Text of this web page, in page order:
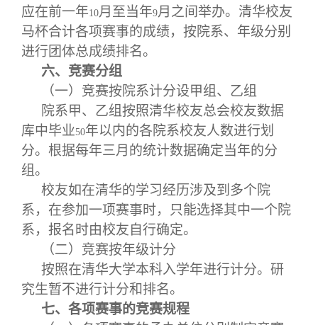
应在前一年10月至当年9月之间举办。清华校友
马杯合计各项赛事的成绩，按院系、年级分别
进行团体总成绩排名。
六、竞赛分组
（一）竞赛按院系计分设甲组、乙组
院系甲、乙组按照清华校友总会校友数据
库中毕业50年以内的各院系校友人数进行划
分。根据每年三月的统计数据确定当年的分
组。
校友如在清华的学习经历涉及到多个院
系，在参加一项赛事时，只能选择其中一个院
系，报名时由校友自行确定。
（二）竞赛按年级计分
按照在清华大学本科入学年进行计分。研
究生暂不进行计分和排名。
七、各项赛事的竞赛规程